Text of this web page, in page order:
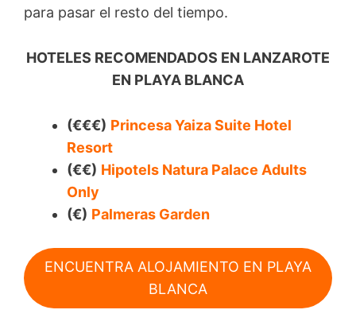
para pasar el resto del tiempo.
HOTELES RECOMENDADOS EN LANZAROTE
EN PLAYA BLANCA
(€€€) Princesa Yaiza Suite Hotel
Resort
(€€) Hipotels Natura Palace Adults
Only
(€) Palmeras Garden
ENCUENTRA ALOJAMIENTO EN PLAYA
BLANCA